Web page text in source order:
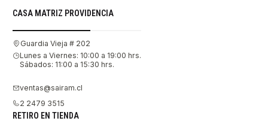
CASA MATRIZ PROVIDENCIA
Guardia Vieja # 202
Lunes a Viernes: 10:00 a 19:00 hrs.
Sábados: 11:00 a 15:30 hrs.
ventas@sairam.cl
2 2479 3515
RETIRO EN TIENDA